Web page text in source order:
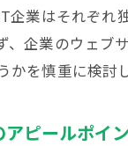
企業はそれぞれ
、企業のウェブ
かを慎重に検討
ピールポイ